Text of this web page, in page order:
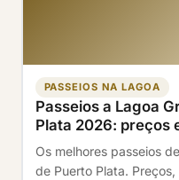
PASSEIOS NA LAGOA
Passeios a Lagoa
Plata 2026: preços
Os melhores passeios
de Puerto Plata.